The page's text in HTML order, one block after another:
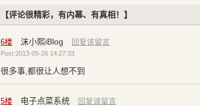
【评论很精彩，有内幕、有真相！】
6楼 沫小熙iBlog 回复该留言
Post:2013-05-26 14:27:33
很多事,都很让人想不到
5楼 电子点菜系统 回复该留言